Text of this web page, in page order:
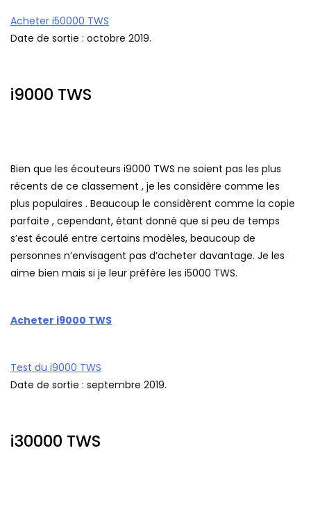
Acheter i50000 TWS
Date de sortie : octobre 2019.
i9000 TWS
Bien que les écouteurs i9000 TWS ne soient pas les plus
récents de ce classement , je les considère comme les
plus populaires . Beaucoup le considèrent comme la copie
parfaite , cependant, étant donné que si peu de temps
s’est écoulé entre certains modèles, beaucoup de
personnes n’envisagent pas d’acheter davantage. Je les
aime bien mais si je leur préfère les i5000 TWS.
Acheter i9000 TWS
Test du i9000 TWS
Date de sortie : septembre 2019.
i30000 TWS